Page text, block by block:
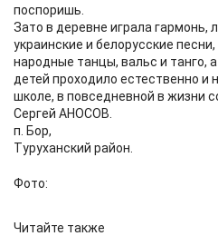
поспоришь.
Зато в деревне играла гармонь,
украинские и белорусские
народные танцы, вальс и танго,
детей проходило естественно и
школе, в повседневной в жизни
Сергей АНОСОВ.
п. Бор,
Туруханский район.
Фото:
Читайте также